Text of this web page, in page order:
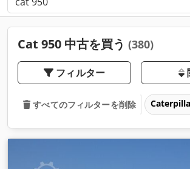
Cat 950 中古を買う (380)
フィルター
すべてのフィルターを削除